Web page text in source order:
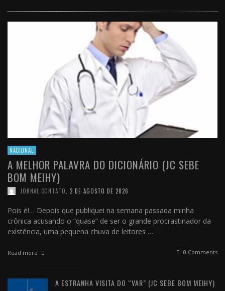
NACIONAL
A MELHOR PALAVRA DO DICIONÁRIO (JC SEBE
BOM MEIHY)
JORNAL CONTATO 2 DE AGOSTO DE 2026
Pois é!… Depois que publiquei na semana passada minha
crônica acusando o “quase” de ser o grande procrastinador da
existência, uma pequena chuva de leitores …
Read more 0 Comments
A ESTRANHA VISITA DO “VAR” (JC SEBE BOM MEIHY)